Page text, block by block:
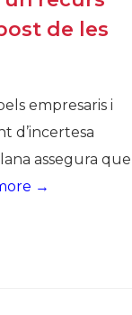
de les
empresaris i
d’incertesa
assegura que
→